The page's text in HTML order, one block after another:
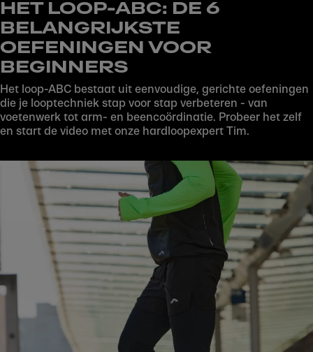
HET LOOP-ABC: DE 6
BELANGRIJKSTE
OEFENINGEN VOOR
BEGINNERS
Het loop-ABC bestaat uit eenvoudige, gerichte oefeningen
die je looptechniek stap voor stap verbeteren - van
voetenwerk tot arm- en beencoördinatie. Probeer het zelf
en start de video met onze hardloopexpert Tim.